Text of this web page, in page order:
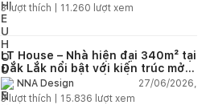
3lượt thích | 11.260 lượt xem
LT House – Nhà hiện đại 340m² tại
Đắk Lắk nổi bật với kiến trúc mở
và hệ sân vườn kết nối thiên
nhiên
NNA Design
27/06/2026,
3lượt thích | 15.836 lượt xem